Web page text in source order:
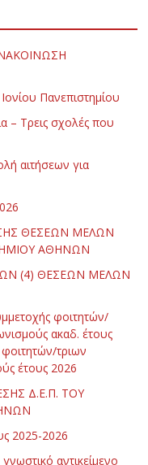
Πανεπιστημίου
– Τρεις σχολές που
αιτήσεων για
ΘΕΣΕΩΝ ΜΕΛΩΝ
ΑΘΗΝΩΝ
(4) ΘΕΣΕΩΝ ΜΕΛΩΝ
φοιτητών/
ακαδ. έτους
τριων
έτους 2026
Δ.Ε.Π. ΤΟΥ
2025-2026
αντικείμενο